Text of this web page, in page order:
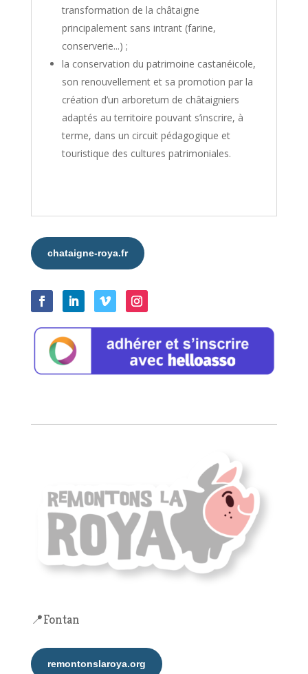
transformation de la châtaigne
principalement sans intrant (farine,
conserverie...) ;
la conservation du patrimoine castanéicole,
son renouvellement et sa promotion par la
création d’un arboretum de châtaigniers
adaptés au territoire pouvant s’inscrire, à
terme, dans un circuit pédagogique et
touristique des cultures patrimoniales.
chataigne-roya.fr
📍Fontan
remontonslaroya.org